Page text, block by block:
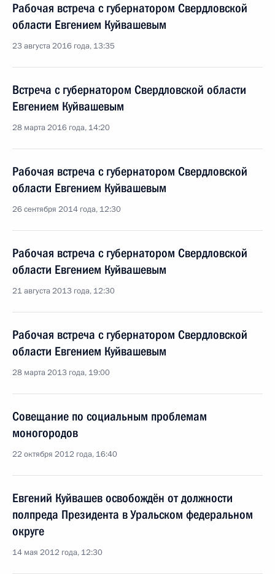
Рабочая встреча с губернатором Свердловской
области Евгением Куйвашевым
23 августа 2016 года, 13:35
Встреча с губернатором Свердловской области
Евгением Куйвашевым
28 марта 2016 года, 14:20
Рабочая встреча с губернатором Свердловской
области Евгением Куйвашевым
26 сентября 2014 года, 12:30
Рабочая встреча с губернатором Свердловской
области Евгением Куйвашевым
21 августа 2013 года, 12:30
Рабочая встреча с губернатором Свердловской
области Евгением Куйвашевым
28 марта 2013 года, 19:00
Совещание по социальным проблемам
моногородов
22 октября 2012 года, 16:40
Евгений Куйвашев освобождён от должности
полпреда Президента в Уральском федеральном
округе
14 мая 2012 года, 12:30